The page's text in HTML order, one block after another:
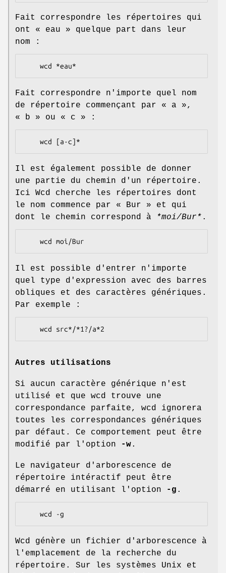
Fait correspondre les répertoires qui
ont « eau » quelque part dans leur
nom :
Fait correspondre n'importe quel nom
de répertoire commençant par « a »,
« b » ou « c » :
Il est également possible de donner
une partie du chemin d'un répertoire.
Ici Wcd cherche les répertoires dont
le nom commence par « Bur » et qui
dont le chemin correspond à
*moi/Bur* .
Il est possible d'entrer n'importe
quel type d'expression avec des barres
obliques et des caractères génériques.
Par exemple :
Autres utilisations
Si aucun caractère générique n'est
utilisé et que wcd trouve une
correspondance parfaite, wcd ignorera
toutes les correspondances génériques
par défaut. Ce comportement peut être
modifié par l'option
-w.
Le navigateur d'arborescence de
répertoire intéractif peut être
démarré en utilisant l'option
-g .
Wcd génère un fichier d'arborescence à
l'emplacement de la recherche du
répertoire. Sur les systèmes Unix et